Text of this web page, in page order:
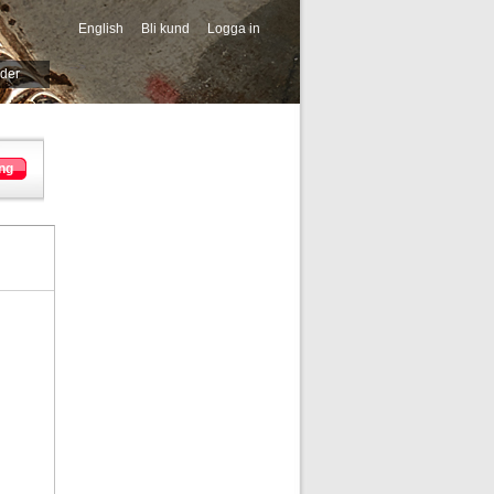
English Bli kund Logga in
-->